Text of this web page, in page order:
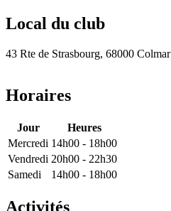
Local du club
43 Rte de Strasbourg, 68000 Colmar
+
Horaires
Jour
Heures
Mercredi 14h00 - 18h00
Vendredi 20h00 - 22h30
Samedi
14h00 - 18h00
Activités